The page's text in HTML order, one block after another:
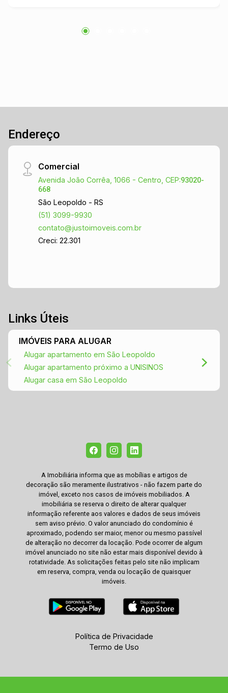
Endereço
Comercial
Avenida João Corrêa, 1066 - Centro, CEP:93020-
668
São Leopoldo - RS
(51) 3099-9930
contato@justoimoveis.com.br
Creci: 22.301
Links Úteis
IMÓVEIS PARA ALUGAR
Alugar apartamento em São Leopoldo
Alugar apartamento próximo a UNISINOS
Alugar casa em São Leopoldo
A Imobiliária informa que as mobílias e artigos de
decoração são meramente ilustrativos - não fazem parte do
imóvel, exceto nos casos de imóveis mobiliados. A
imobiliária se reserva o direito de alterar qualquer
informação referente aos valores e dados de seus imóveis
sem aviso prévio. O valor anunciado do condomínio é
aproximado, podendo ser maior, menor ou mesmo passível
de alteração no decorrer da locação. Pode ocorrer de algum
imóvel anunciado no site não estar mais disponível devido à
rotatividade. As solicitações feitas pelo site não implicam
em reserva, compra, venda ou locação de quaisquer
imóveis.
Política de Privacidade
Termo de Uso